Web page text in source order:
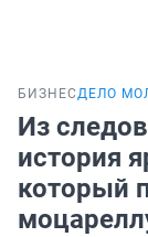
БИЗНЕСДЕЛО
Из
история
который